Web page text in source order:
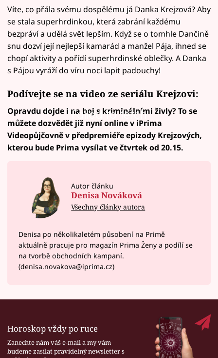
Víte, co přála svému dospělému já Danka Krejzová? Aby
se stala superhrdinkou, která zabrání každému
bezpráví a udělá svět lepším. Když se o tomhle Dančině
snu dozví její nejlepší kamarád a manžel Pája, ihned se
chopí aktivity a pořídí superhrdinské oblečky. A Danka
s Pájou vyráží do víru noci lapit padouchy!
Podívejte se na video ze seriálu Krejzovi:
Failed to fetch
Opravdu dojde i na boj s kriminálními živly? To se
můžete dozvědět již nyní online v iPrima
Videopůjčovně v předpremiéře epizody Krejzových,
kterou bude Prima vysílat ve čtvrtek od 20.15.
Autor článku
Denisa Nováková
Všechny články autora
Denisa po několikaletém působení na Primě
aktuálně pracuje pro magazín Prima Ženy a podílí se
na tvorbě obchodních kampaní.
(denisa.novakova@iprima.cz)
Horoskop vždy po ruce
Zanechte nám váš e-mail a my vám
budeme zasílat pravidelný newsletter s